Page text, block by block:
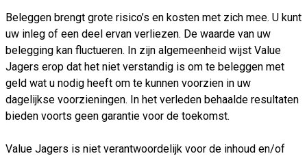
Beleggen brengt grote risico’s en kosten met zich mee. U kunt
uw inleg of een deel ervan verliezen. De waarde van uw
belegging kan fluctueren. In zijn algemeenheid wijst Value
Jagers erop dat het niet verstandig is om te beleggen met
geld wat u nodig heeft om te kunnen voorzien in uw
dagelijkse voorzieningen. In het verleden behaalde resultaten
bieden voorts geen garantie voor de toekomst.
Value Jagers is niet verantwoordelijk voor de inhoud en/of